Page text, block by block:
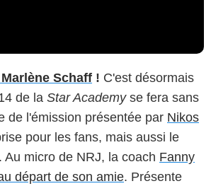
Schaff ! C'est désormais
de la Star Academyse fera sans
de l'émission présentée par Nikos
pour les fans, mais aussi le
Au micro de NRJ, la coach Fanny
départ de son amie. Présente